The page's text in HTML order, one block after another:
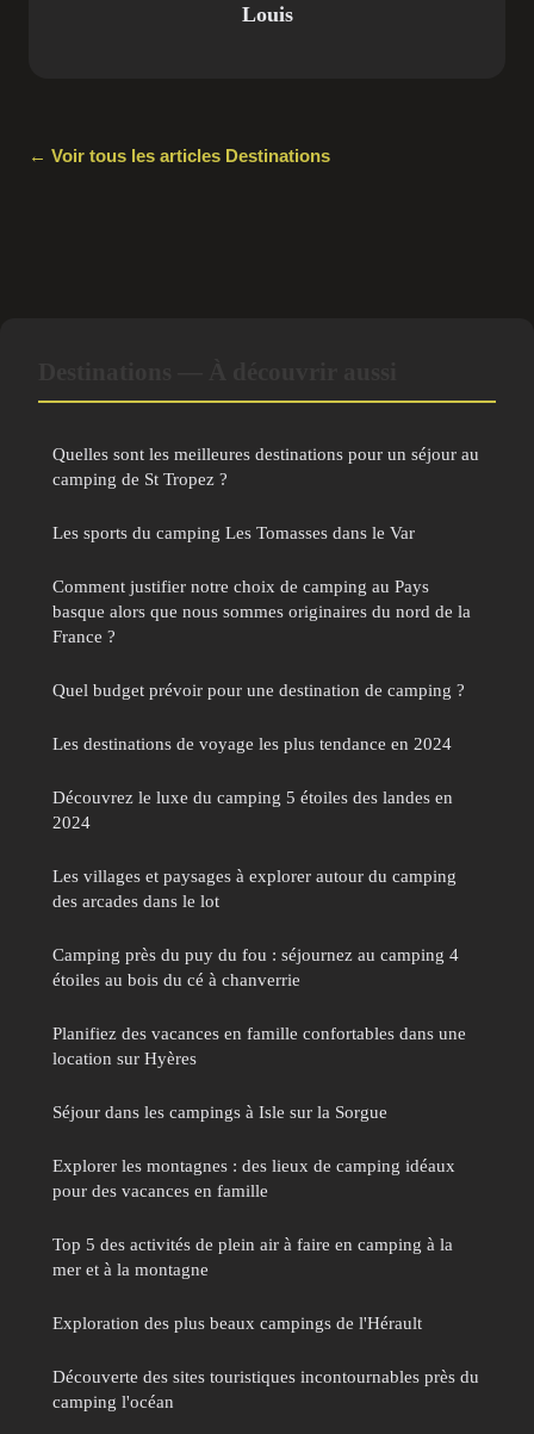
Louis
← Voir tous les articles Destinations
Quelles sont les meilleures destinations pour un séjour au
camping de St Tropez ?
Les sports du camping Les Tomasses dans le Var
Comment justifier notre choix de camping au Pays
basque alors que nous sommes originaires du nord de la
France ?
Quel budget prévoir pour une destination de camping ?
Les destinations de voyage les plus tendance en 2024
Découvrez le luxe du camping 5 étoiles des landes en
2024
Les villages et paysages à explorer autour du camping
des arcades dans le lot
Camping près du puy du fou : séjournez au camping 4
étoiles au bois du cé à chanverrie
Planifiez des vacances en famille confortables dans une
location sur Hyères
Séjour dans les campings à Isle sur la Sorgue
Explorer les montagnes : des lieux de camping idéaux
pour des vacances en famille
Top 5 des activités de plein air à faire en camping à la
mer et à la montagne
Exploration des plus beaux campings de l'Hérault
Découverte des sites touristiques incontournables près du
camping l'océan